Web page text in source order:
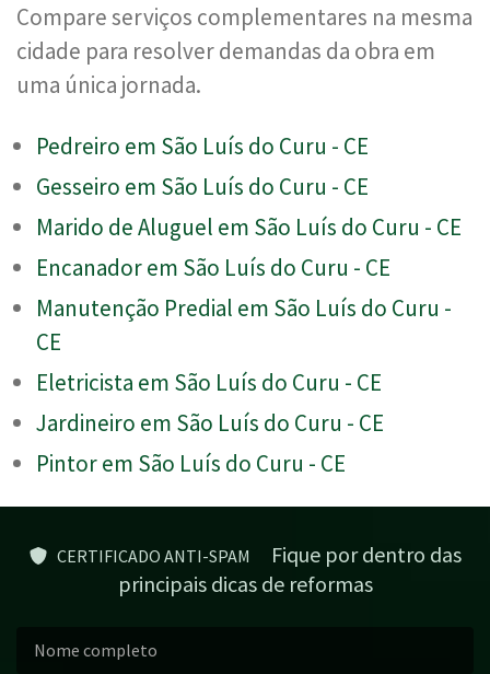
Compare serviços complementares na mesma
cidade para resolver demandas da obra em
uma única jornada.
Pedreiro em São Luís do Curu - CE
Gesseiro em São Luís do Curu - CE
Marido de Aluguel em São Luís do Curu - CE
Encanador em São Luís do Curu - CE
Manutenção Predial em São Luís do Curu -
CE
Eletricista em São Luís do Curu - CE
Jardineiro em São Luís do Curu - CE
Pintor em São Luís do Curu - CE
CERTIFICADO ANTI-SPAM
Fique por dentro das
principais dicas de reformas